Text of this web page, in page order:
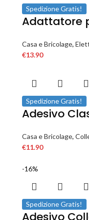
Spedizione Gratis!
Adattatore
Casa e Bricolage,
€13.90
Spedizione Gratis!
Adesivo
Casa e Bricolage,
€11.90
-16%
Spedizione Gratis!
Adesivo